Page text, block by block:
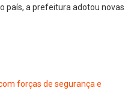
país, a prefeitura adotou novas